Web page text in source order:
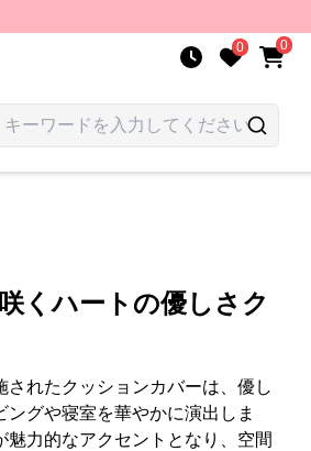
0 0
くハートの優しさク
れたクッションカバーは、優し
グや寝室を華やかに演出しま
力的なアクセントとなり、空間